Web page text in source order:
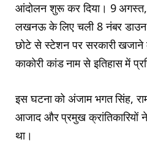
आंदोलन शुरू कर दिया। 9
लखनऊ के लिए चली 8 नंबर
छोटे से स्टेशन पर सरकारी खजाने
काकोरी कांड नाम से इतिहास में
इस घटना को अंजाम भगत सिंह,
आजाद और प्रमुख क्रांतिकारियों
था।